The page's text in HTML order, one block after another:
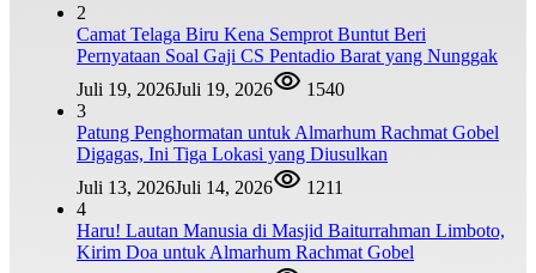
2
Camat Telaga Biru Kena Semprot Buntut Beri
Pernyataan Soal Gaji CS Pentadio Barat yang Nunggak
Juli 19, 2026Juli 19, 2026
1540
3
Patung Penghormatan untuk Almarhum Rachmat Gobel
Digagas, Ini Tiga Lokasi yang Diusulkan
Juli 13, 2026Juli 14, 2026
1211
4
Haru! Lautan Manusia di Masjid Baiturrahman Limboto,
Kirim Doa untuk Almarhum Rachmat Gobel